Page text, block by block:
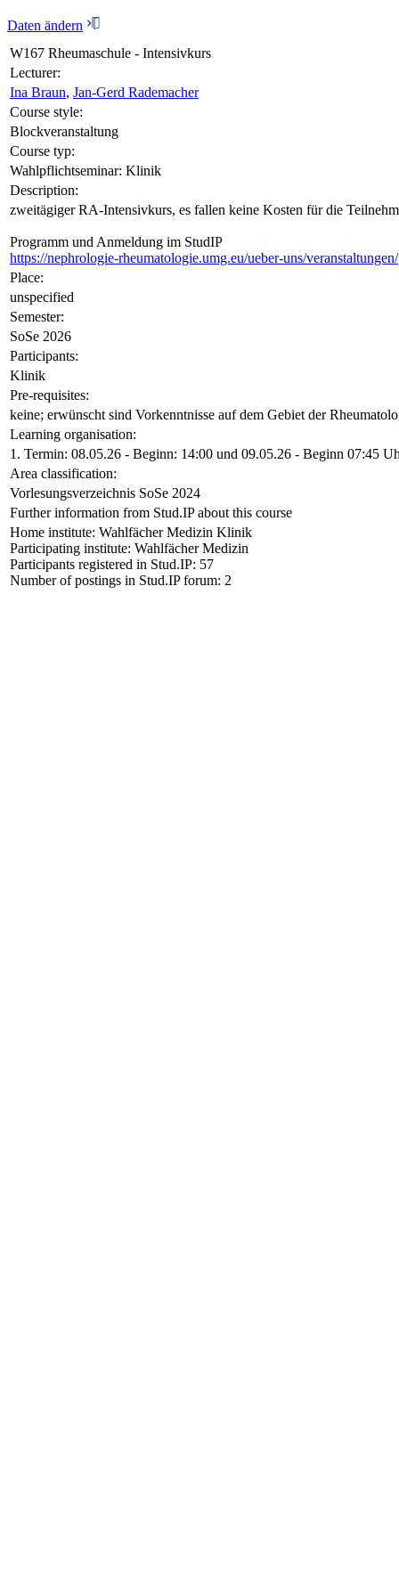
Daten ändern
W167 Rheumaschule - Intensivkurs
Lecturer:
Ina Braun, Jan-Gerd Rademacher
Course style:
Blockveranstaltung
Course typ:
Wahlpflichtseminar: Klinik
Description:
zweitägiger RA-Intensivkurs, es fallen keine Kosten für die
Programm und Anmeldung im StudIP
https://nephrologie-rheumatologie.umg.eu/ueber-uns/veranstaltungen/
Place:
unspecified
Semester:
SoSe 2026
Participants:
Klinik
Pre-requisites:
keine; erwünscht sind Vorkenntnisse auf dem Gebiet der
Learning organisation:
1. Termin: 08.05.26 - Beginn: 14:00 und 09.05.26 - Beginn 07:45
Area classification:
Vorlesungsverzeichnis SoSe 2024
Further information from Stud.IP about this course
Home institute: Wahlfächer Medizin Klinik
Participating institute: Wahlfächer Medizin
Participants registered in Stud.IP: 57
Number of postings in Stud.IP forum: 2